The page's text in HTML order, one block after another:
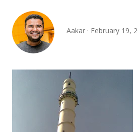
Aakar February 19,